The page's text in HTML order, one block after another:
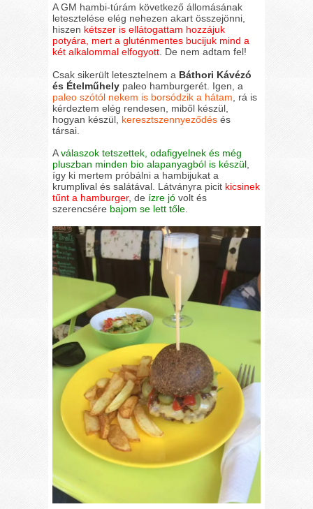
A GM hambi-túrám következő állomásának
letesztelése elég nehezen akart összejönni,
hiszen kétszer is ellátogattam hozzájuk
potyára, mert a gluténmentes bucijuk mind a
két alkalommal elfogyott . De nem adtam fel!
Csak sikerült letesztelnem a Báthori Kávézó
és Ételműhely paleo hamburgerét. Igen, a
paleo szótól nekem is borsódzik a hátam , rá is
kérdeztem elég rendesen, miből készül,
hogyan készül, keresztszennyeződés és
társai.
Aválaszok tetszettek, odafigyelnek és még
pluszban minden bio alapanyagból is készül,
így ki mertem próbálni a hambijukat a
krumplival és salátával. Látványra picit kicsinek
tűnt a hamburger, de ízre jó volt és
szerencsére bajom se lett tőle.